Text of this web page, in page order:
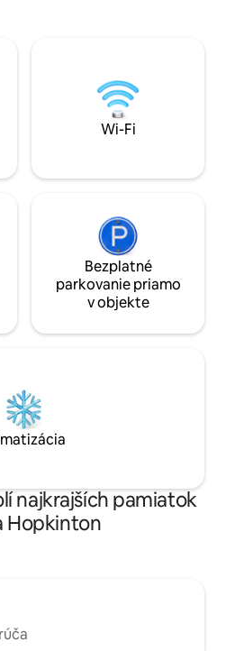
zime prosím
skutočným
umývadlom a
Prístup k rieke
krokov a
Wi-Fi
Bezplatné
parkovanie priamo
v objekte
najkrajších pamiatok
Hopkinton